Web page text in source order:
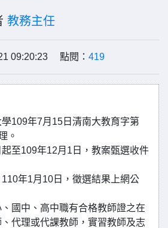
教務主任
09:20:23 點閱： 419
109年7月15日清南大教育字第
。
至109年12月1日，教案甄選收件
年1月10日，徵選結果上網公
國中、高中職有合格教師證之在
代理或代課教師，實習教師及志